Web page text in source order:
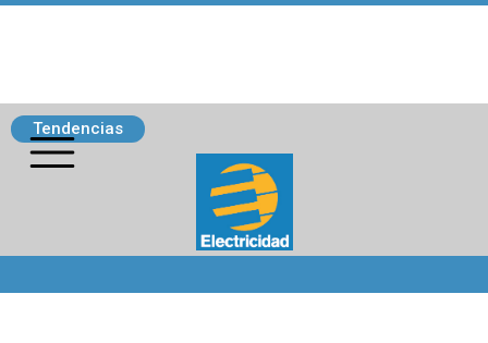
Tendencias